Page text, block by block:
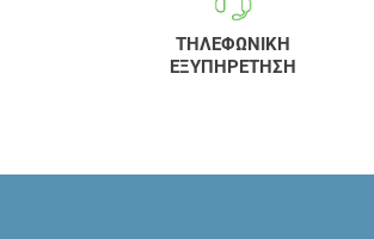
ΤΗΛΕΦΩΝΙΚΗ
ΕΞΥΠΗΡΕΤΗΣΗ